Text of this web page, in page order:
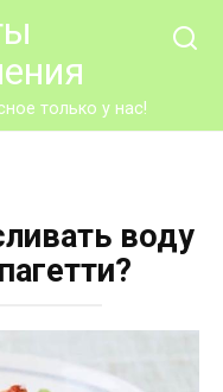
только у нас!
воду